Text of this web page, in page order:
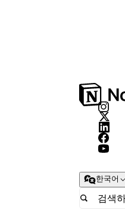
한국어